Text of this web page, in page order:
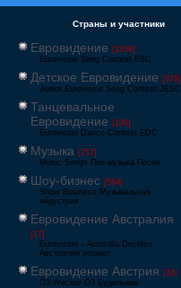
Страны и участники
Евровидение [1858]
Eurovision Song Contest ESC
Детское Евровидение [878]
Junior Eurovision Song Contest JESC
Танцевальное
Евровидение [106]
Eurovision Dance Contest EDC
Музыка [257]
Music Songs Поп-музыка Песни
Шоу-бизнес [564]
Show Business Музыкальная
индустрия
Евровидение Австралия
[17]
Eurovision – Australia Decides
Австралия решает
Евровидение Австрия [24]
Ö3-Wecker Ö3 Будильник